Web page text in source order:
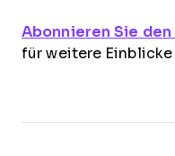
Abonnieren Sie
für weitere